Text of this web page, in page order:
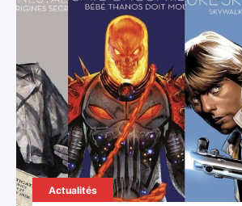
Actualités